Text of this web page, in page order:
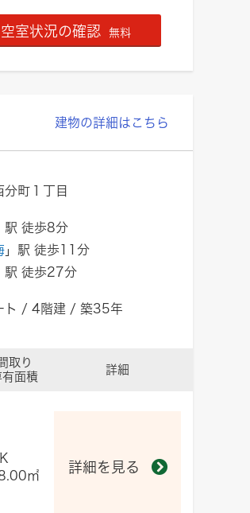
空室状況の確認 無料
建物の詳細はこちら
分町１丁目
駅 徒歩8分
」駅 徒歩11分
駅 徒歩27分
ト / 4階建 / 築35年
取り
有面積
詳細
㎡
詳細を見る